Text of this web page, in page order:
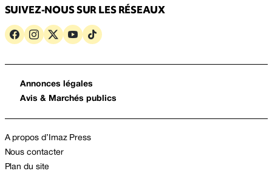
SUIVEZ-NOUS SUR LES RÉSEAUX
Annonces légales
Avis & Marchés publics
A propos d’Imaz Press
Nous contacter
Plan du site